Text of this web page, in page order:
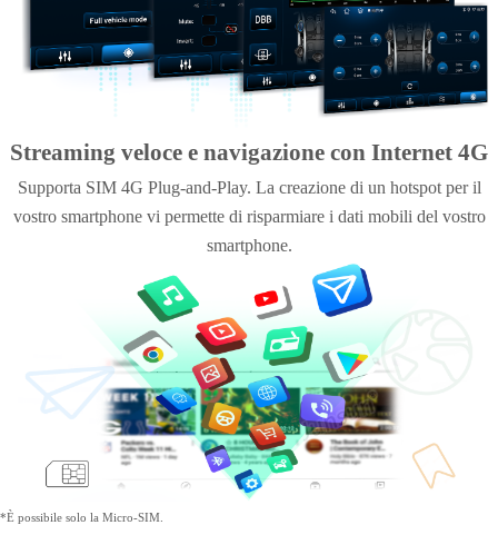
Streaming veloce e navigazione con Internet 4G
Supporta SIM 4G Plug-and-Play. La creazione di un hotspot per il
vostro smartphone vi permette di risparmiare i dati mobili del vostro
smartphone.
*È possibile solo la Micro-SIM.